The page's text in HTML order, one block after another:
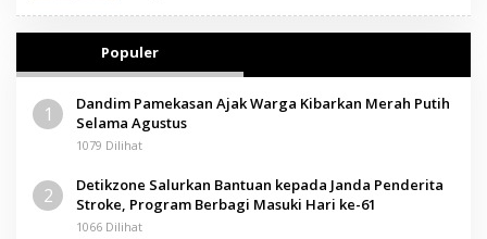
Populer
1
Dandim Pamekasan Ajak Warga Kibarkan Merah Putih
Selama Agustus
1079 Dilihat
2
Detikzone Salurkan Bantuan kepada Janda Penderita
Stroke, Program Berbagi Masuki Hari ke-61
1066 Dilihat